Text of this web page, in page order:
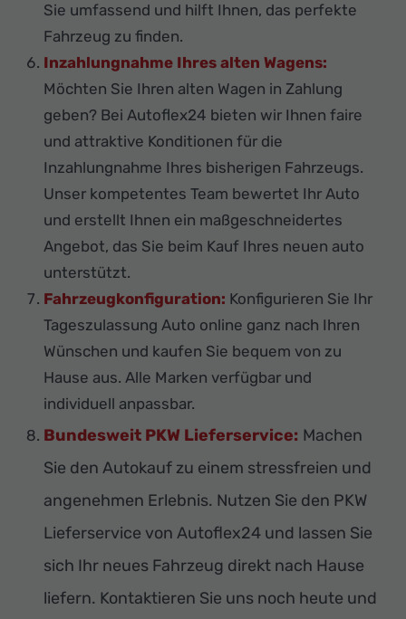
Sie umfassend und hilft Ihnen, das perfekte
Fahrzeug zu finden.
Inzahlungnahme Ihres alten Wagens:
Möchten Sie Ihren alten Wagen in Zahlung
geben? Bei Autoflex24 bieten wir Ihnen faire
und attraktive Konditionen für die
Inzahlungnahme Ihres bisherigen Fahrzeugs.
Unser kompetentes Team bewertet Ihr Auto
und erstellt Ihnen ein maßgeschneidertes
Angebot, das Sie beim Kauf Ihres neuen auto
unterstützt.
Fahrzeugkonfiguration: Konfigurieren Sie Ihr
Tageszulassung Auto online ganz nach Ihren
Wünschen und kaufen Sie bequem von zu
Hause aus. Alle Marken verfügbar und
individuell anpassbar.
Bundesweit PKW Lieferservice: Machen
Sie den Autokauf zu einem stressfreien und
angenehmen Erlebnis. Nutzen Sie den PKW
Lieferservice von Autoflex24 und lassen Sie
sich Ihr neues Fahrzeug direkt nach Hause
liefern. Kontaktieren Sie uns noch heute und